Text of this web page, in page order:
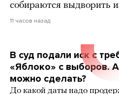
собираются выдворить
11 часов назад
В суд подали иск с
«Яблоко» с выборов.
можно сделать?
До какой даты надо